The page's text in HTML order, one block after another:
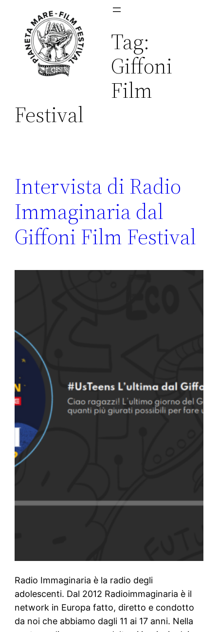
contenuto
Tag:
Giffoni
Film
Festival
Intervista di Radio
Immaginaria dal
Giffoni Film Festival
Radio Immaginaria è la radio degli
adolescenti. Dal 2012 Radioimmaginaria è il
network in Europa fatto, diretto e condotto
da noi che abbiamo dagli 11 ai 17 anni. Nella